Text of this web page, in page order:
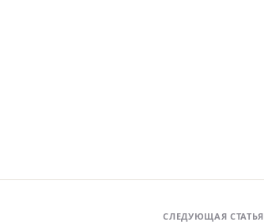
СЛЕДУЮЩАЯ СТАТЬЯ